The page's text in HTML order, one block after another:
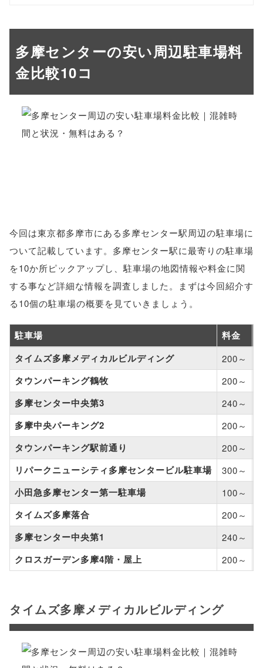
多摩センターの安い周辺駐車場料
金比較10コ
今回は東京都多摩市にある多摩センター駅周辺の駐車場に
ついて記載しています。多摩センター駅に最寄りの駐車場
を10か所ピックアップし、駐車場の地図情報や料金に関
する事など詳細な情報を調査しました。まずは今回紹介す
る10個の駐車場の概要を見ていきましょう。
駐車場 料金
タイムズ多摩メディカルビルディング
200～
タウンパーキング鶴牧 200～
多摩センター中央第3 240～
多摩中央パーキング2 200～
タウンパーキング駅前通り 200～
リパークニューシティ多摩センタービル駐車場 300～
小田急多摩センター第一駐車場 100～
タイムズ多摩落合 200～
多摩センター中央第1 240～
クロスガーデン多摩4階・屋上 200～
タイムズ多摩メディカルビルディング